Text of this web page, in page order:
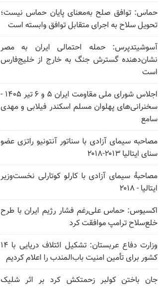
حماس: توافق صلح به‌معنای پایان حماس نیست؛
تحویل سلاح به اجرای متقابل توافق وابسته است
آسوشیتدپرس: حمله احتمالی ایران به مصر
نشان‌دهنده گسترش جنگ به خارج از خلیج‌فارس
است
اجلاس شورای ملی مقاومت ایران ۵ و ۶ تیر ۱۴۰۵ -
سخنرانی‌های پهلوان مسلم اسکندر فیلابی و مهدی
سامع
مصاحبه سیمای آزادی با سناتور آنتونیو راتزی عضو
سنای ایتالیا ۲۰۱۳-۲۰۱۸
مصاحبهٔ سیمای آزادی با کارلو کوتارلی نخست‌وزیر
ایتالیا - ۲۰۱۸
اکسیوس: حماس علی‌رغم فشار رژیم ایران با طرح
خلع‌سلاح ترامپ موافقت کرد
وزارت دفاع عربستان: تشکیل ائتلاف دریایی با ۱۴
کشور برای تأمین امنیت باب‌المندب را اعلام کردیم
جان باختن کولبر زحمتکش کرد بر اثر شلیک